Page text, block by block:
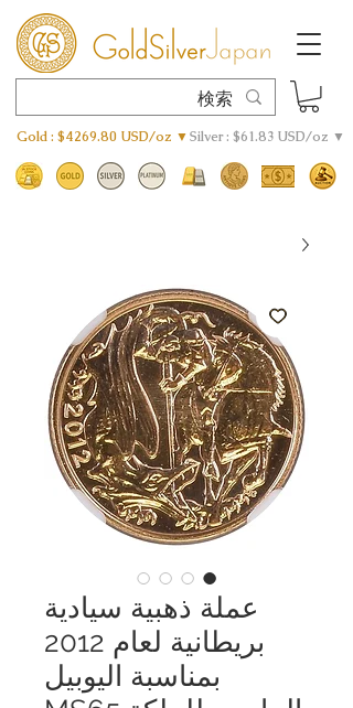
Gold : $4269.80 USD/oz ▼Silver : $61.83 USD/oz ▼
عملة ذهبية سيادية
بريطانية لعام 2012
بمناسبة اليوبيل